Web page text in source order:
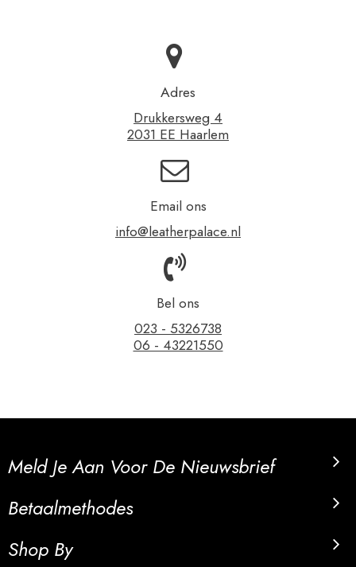
Adres
Drukkersweg 4
2031 EE Haarlem
Email ons
info@leatherpalace.nl
Bel ons
023 - 5326738
06 - 43221550
Meld Je Aan Voor De Nieuwsbrief
Betaalmethodes
Shop By